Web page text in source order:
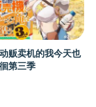
贩卖机的我今天也
第三季